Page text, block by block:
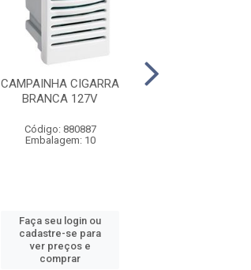
CAMPAINHA CIGARRA
BRANCA 127V
Código: 880887
Embalagem: 10
Faça seu login ou
cadastre-se para
ver preços e
comprar